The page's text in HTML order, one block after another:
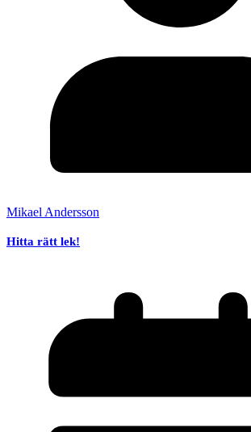
Mikael Andersson
Hitta rätt lek!